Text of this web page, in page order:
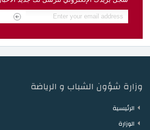
دار الشباب توزر دار الشباب دقاش دار
وزارة شؤون الشباب و الرياضة
الرئيسية
الوزارة